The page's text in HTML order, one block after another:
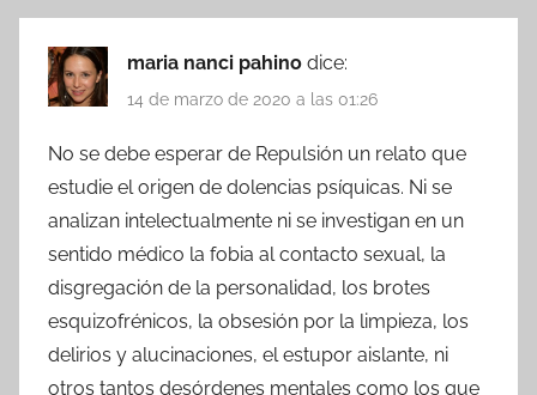
maria nanci pahino dice:
14 de marzo de 2020 a las 01:26
No se debe esperar de Repulsión un relato que
estudie el origen de dolencias psíquicas. Ni se
analizan intelectualmente ni se investigan en un
sentido médico la fobia al contacto sexual, la
disgregación de la personalidad, los brotes
esquizofrénicos, la obsesión por la limpieza, los
delirios y alucinaciones, el estupor aislante, ni
otros tantos desórdenes mentales como los que